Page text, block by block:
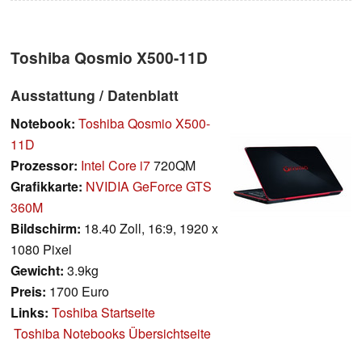
Toshiba Qosmio X500-11D
Ausstattung / Datenblatt
Notebook: Toshiba Qosmio X500-
11D
Prozessor: Intel Core i7720QM
Grafikkarte: NVIDIA GeForce GTS
360M
Bildschirm: 18.40 Zoll, 16:9, 1920 x
1080 Pixel
Gewicht: 3.9kg
Preis: 1700 Euro
Links: Toshiba Startseite
Toshiba Notebooks Übersichtseite